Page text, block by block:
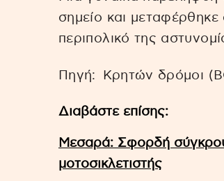
σημείο και
περιπολικό της
Πηγή: Κρητών δρόμοι
Διαβάστε επίσης:
Μεσαρά: Σφορδή
μοτοσικλετιστής